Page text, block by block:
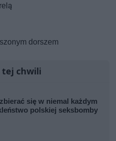
dorszem
tej chwili
się w niemal każdym
polskiej seksbomby